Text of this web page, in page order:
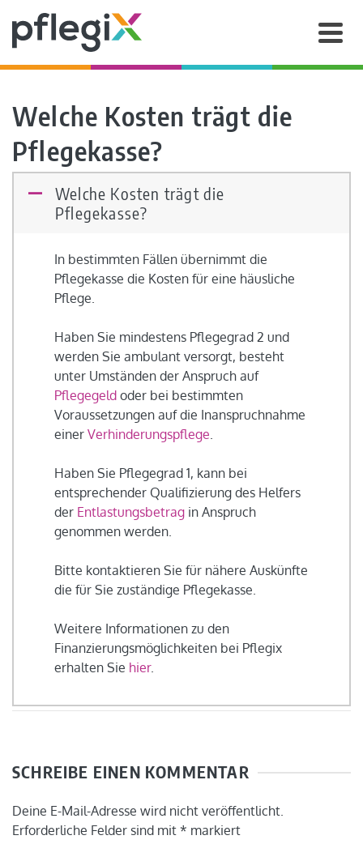
Welche Kosten trägt die
Pflegekasse?
A
Welche Kosten trägt die
Pflegekasse?
In bestimmten Fällen übernimmt die
Pflegekasse die Kosten für eine häusliche
Pflege.
Haben Sie mindestens Pflegegrad 2 und
werden Sie ambulant versorgt, besteht
unter Umständen der Anspruch auf
Pflegegeld oder bei bestimmten
Voraussetzungen auf die Inanspruchnahme
einer Verhinderungspflege.
Haben Sie Pflegegrad 1, kann bei
entsprechender Qualifizierung des Helfers
der Entlastungsbetrag in Anspruch
genommen werden.
Bitte kontaktieren Sie für nähere Auskünfte
die für Sie zuständige Pflegekasse.
Weitere Informationen zu den
Finanzierungsmöglichkeiten bei Pflegix
erhalten Sie hier.
SCHREIBE EINEN KOMMENTAR
Deine E-Mail-Adresse wird nicht veröffentlicht.
Erforderliche Felder sind mit * markiert